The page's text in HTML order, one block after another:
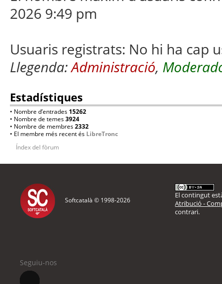
2026 9:49 pm
Usuaris registrats: No hi ha cap
Llegenda:Administració,
Estadístiques
• Nombre d’entrades 15262
• Nombre de temes3924
• Nombre de membres2332
• El membre més recent és LibreTronc
Índex del fòrum
Softcatalà © 1998-2026
El contingut
Atribució -
contrari.
Seguiu-nos